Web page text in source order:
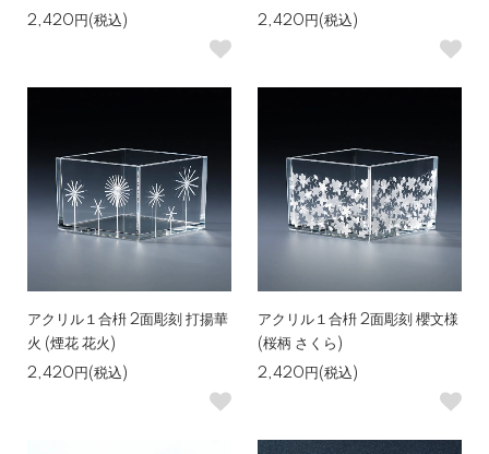
2,420円(税込)
2,420円(税込)
アクリル１合枡 2面彫刻 打揚華
火 (煙花 花火)
2,420円(税込)
アクリル１合枡 2面彫刻 櫻文様
(桜柄 さくら)
2,420円(税込)